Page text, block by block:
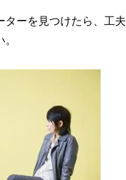
ーを見つけたら、工